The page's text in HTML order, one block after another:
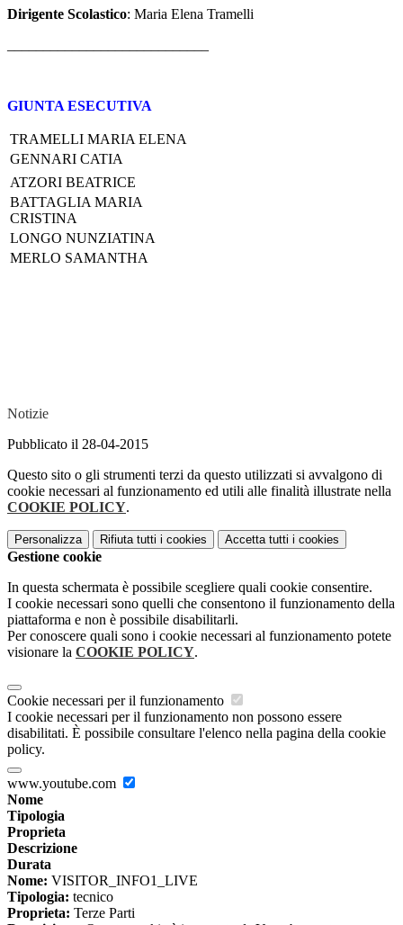
Dirigente Scolastico: Maria Elena Tramelli
GIUNTA ESECUTIVA
TRAMELLI MARIA ELENA
GENNARI CATIA
ATZORI BEATRICE
BATTAGLIA MARIA
CRISTINA
LONGO NUNZIATINA
MERLO SAMANTHA
Notizie
Pubblicato il 28-04-2015
Questo sito o gli strumenti terzi da questo utilizzati si avvalgono di
cookie necessari al funzionamento ed utili alle finalità illustrate nella
COOKIE POLICY.
Personalizza Rifiuta tutti i cookies Accetta tutti i cookies
Gestione cookie
In questa schermata è possibile scegliere quali cookie consentire.
I cookie necessari sono quelli che consentono il funzionamento della
piattaforma e non è possibile disabilitarli.
Per conoscere quali sono i cookie necessari al funzionamento potete
visionare la COOKIE POLICY.
Cookie necessari per il funzionamento
I cookie necessari per il funzionamento non possono essere
disabilitati. È possibile consultare l'elenco nella pagina della cookie
policy.
www.youtube.com
Nome
Tipologia
Proprieta
Descrizione
Durata
Nome: VISITOR_INFO1_LIVE
Tipologia: tecnico
Proprieta: Terze Parti